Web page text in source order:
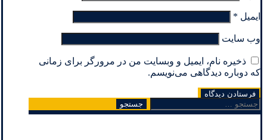
ایمیل *
وب‌ سایت
ذخیره نام، ایمیل و وبسایت من در مرورگر برای زمانی
که دوباره دیدگاهی می‌نویسم.
جستجو
برای: